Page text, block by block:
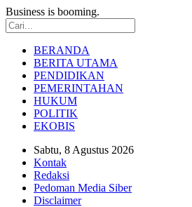
Business is booming.
BERANDA
BERITA UTAMA
PENDIDIKAN
PEMERINTAHAN
HUKUM
POLITIK
EKOBIS
Sabtu, 8 Agustus 2026
Kontak
Redaksi
Pedoman Media Siber
Disclaimer